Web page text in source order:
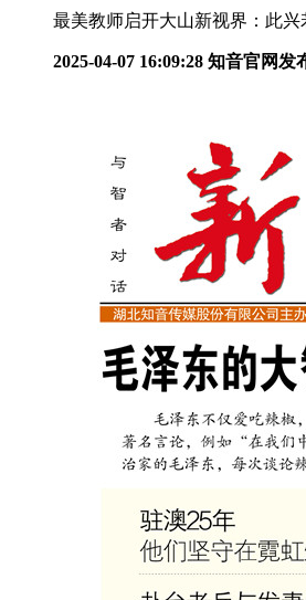
最美教师启开大山新视界：此兴
2025-04-07 16:09:28 知音官网发